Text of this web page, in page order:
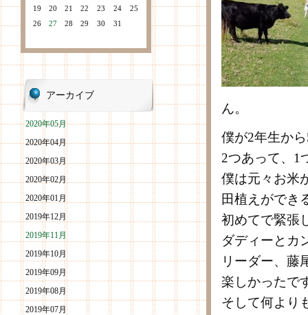
19
20 21 22 23 24
25
26
27 28 29 30 31
アーカイブ
2020年05月
2020年04月
2020年03月
2020年02月
2020年01月
2019年12月
2019年11月
2019年10月
2019年09月
2019年08月
2019年07月
ん。
僕が2年生か
2つあって、1
僕は元々お米
田植えができ
初めてで緊張
ダディーとカ
リーダー、藤
楽しかったで
そして何より